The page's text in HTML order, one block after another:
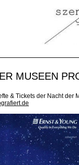
MUSEEN
& Tickets der Nacht der